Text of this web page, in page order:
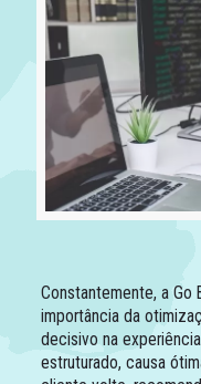
Constantemente, a
importância da
decisivo na
estruturado, causa